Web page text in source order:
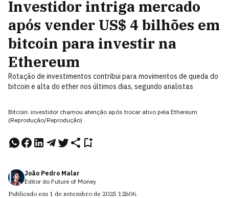
Investidor intriga mercado
após vender US$ 4 bilhões em
bitcoin para investir na
Ethereum
Rotação de investimentos contribui para movimentos de queda do
bitcoin e alta do ether nos últimos dias, segundo analistas
Bitcoin: investidor chamou atenção após trocar ativo pela Ethereum
(Reprodução/Reprodução)
João Pedro Malar
Editor do Future of Money
Publicado em 1 de setembro de 2025 12h06.